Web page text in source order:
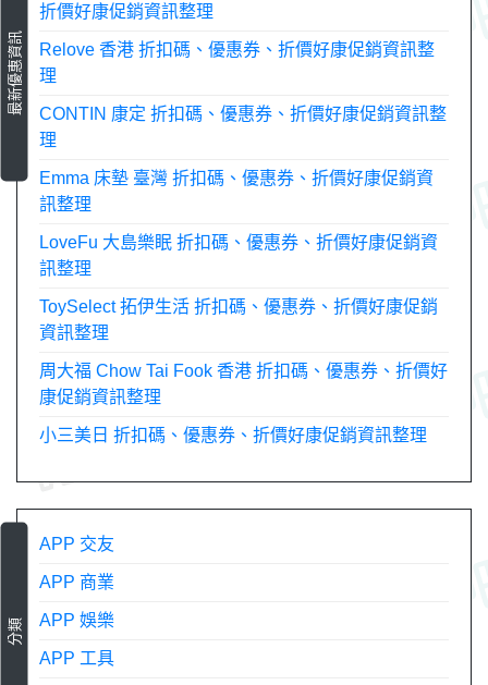
最新優惠資訊
折價好康促銷資訊整理
Relove 香港 折扣碼、優惠券、折價好康促銷資訊整
理
CONTIN 康定 折扣碼、優惠券、折價好康促銷資訊整
理
Emma 床墊 臺灣 折扣碼、優惠券、折價好康促銷資
訊整理
LoveFu 大島樂眠 折扣碼、優惠券、折價好康促銷資
訊整理
ToySelect 拓伊生活 折扣碼、優惠券、折價好康促銷
資訊整理
周大福 Chow Tai Fook 香港 折扣碼、優惠券、折價好
康促銷資訊整理
小三美日 折扣碼、優惠券、折價好康促銷資訊整理
分類
APP 交友
APP 商業
APP 娛樂
APP 工具